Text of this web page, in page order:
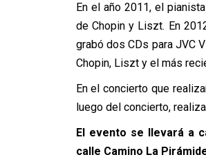
En el año 2011, el
de Chopin y Liszt. En
grabó dos CDs para JVC
Chopin, Liszt y el más
En el concierto que
luego del concierto,
El evento se llevará a
calle Camino La